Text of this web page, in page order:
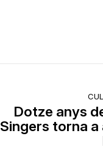
Dotze anys
Singers torna